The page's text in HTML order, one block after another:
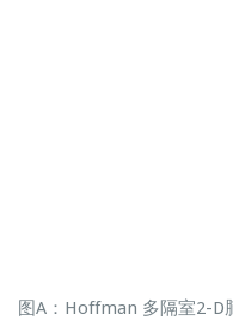
图A：Hoffman 多隔室2-D